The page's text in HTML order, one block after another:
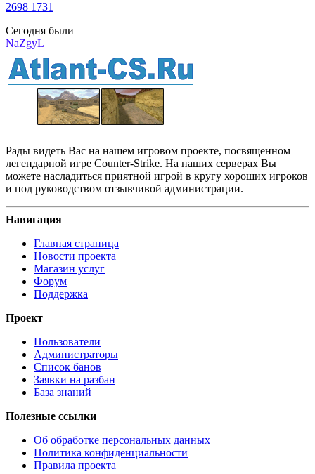
2698 1731
Сегодня были
NaZgyL
Рады видеть Вас на нашем игровом проекте, посвященном
легендарной игре Counter-Strike. На наших серверах Вы
можете насладиться приятной игрой в кругу хороших игроков
и под руководством отзывчивой администрации.
Навигация
Главная страница
Новости проекта
Магазин услуг
Форум
Поддержка
Проект
Пользователи
Администраторы
Список банов
Заявки на разбан
База знаний
Полезные ссылки
Об обработке персональных данных
Политика конфиденциальности
Правила проекта